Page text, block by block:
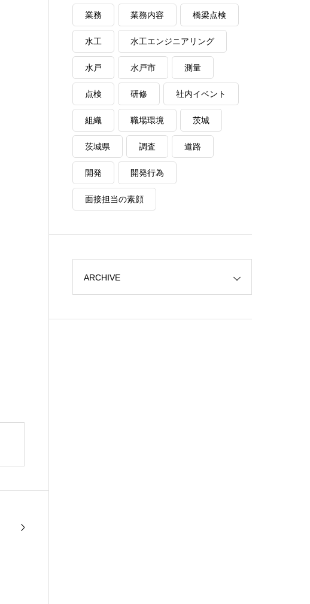
業務 業務内容 橋梁点検
水工 水工エンジニアリング
水戸 水戸市 測量
点検 研修 社内イベント
組織 職場環境 茨城
茨城県 調査 道路
開発 開発行為
面接担当の素顔
ARCHIVE